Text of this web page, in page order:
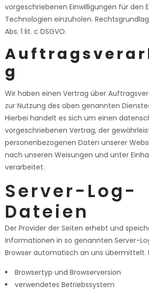
vorgeschriebenen Einwilligungen für den
Technologien einzuholen.
Abs. 1 lit. c DSGVO.
g
Wir haben einen Vertrag über
zur Nutzung des oben genannten
Hierbei handelt es sich um einen
vorgeschriebenen Vertrag, der
personenbezogenen Daten unserer
nach unseren Weisungen und unter
verarbeitet.
Server-Log-
Dateien
Der Provider der Seiten erhebt und
Informationen in so genannten Server-
Browser automatisch an uns übermittelt.
Browsertyp und Browserversion
verwendetes Betriebssystem